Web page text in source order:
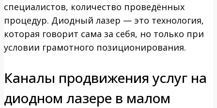
специалистов, количество проведённых
процедур. Диодный лазер — это технология,
которая говорит сама за себя, но только при
условии грамотного позиционирования.
Каналы продвижения услуг на
диодном лазере в малом